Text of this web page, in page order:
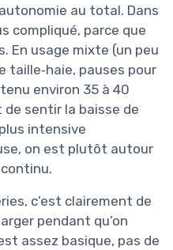
au total. Dans
compliqué, parce que
En usage mixte (un peu
taille‑haie, pauses pour
environ 35 à 40
sentir la baisse de
intensive
on est plutôt autour
c’est clairement de
pendant qu’on
assez basique, pas de